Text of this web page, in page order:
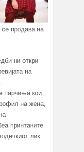
се продава на
ни откри
на
парчиња кои
на жена,
принтаните
лик